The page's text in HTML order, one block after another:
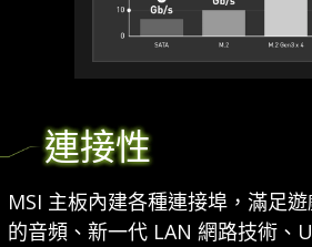
連接性
MSI 主板內建各種連接埠，滿足
的音頻、新一代 LAN 網路技術